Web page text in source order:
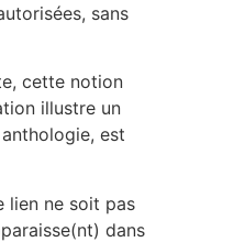
sans
cette notion
illustre un
est
lien ne soit pas
dans